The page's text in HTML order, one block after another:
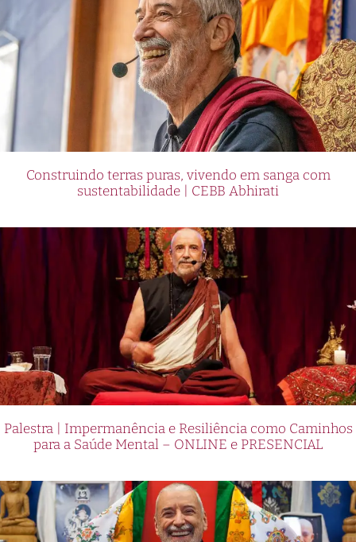
Construindo terras puras, vivendo em sanga com
sustentabilidade | CEBB Abhirati
Palestra | Impermanência e Resiliência como Caminhos
para a Saúde Mental – ONLINE e PRESENCIAL